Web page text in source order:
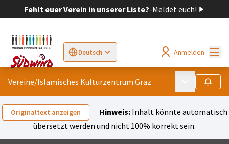
Fehlt euer Verein in unserer Liste?-Meldet euch!
Deutsch
Sprache wählen Choose languageElegir el idioma
Anmelden
Vereine/Islamisches Kulturzentrum Graz Hauptmenü
Folgen
Originaltext anzeigen Hinweis:Inhalt könnte automatisch
übersetzt werden und nicht 100% korrekt sein.